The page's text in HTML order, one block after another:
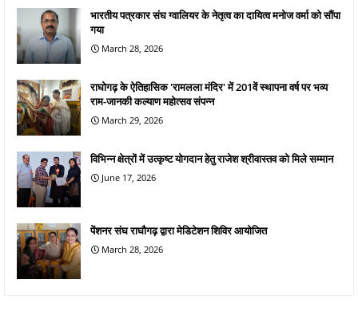
भारतीय पत्रकार संघ ग्वालियर के नेतृत्व का दायित्व मनोज वर्मा को सौंपा
गया
March 28, 2026
राघोगढ़ के ऐतिहासिक 'रामलला मंदिर' में 201वें स्थापना वर्ष पर भव्य
राम-जानकी कल्याण महोत्सव संपन्न
March 29, 2026
विभिन्न क्षेत्रों में उत्कृष्ट योगदान हेतु राजेश श्रीवास्तव को मिले सम्मान
June 17, 2026
पेंशनर संघ राघौगढ़ द्वारा मेडिटेशन शिविर आयोजित
March 28, 2026